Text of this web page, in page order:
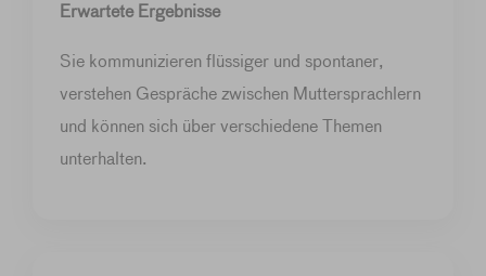
Erwartete Ergebnisse
Sie kommunizieren flüssiger und spontaner,
verstehen Gespräche zwischen Muttersprachlern
und können sich über verschiedene Themen
unterhalten.